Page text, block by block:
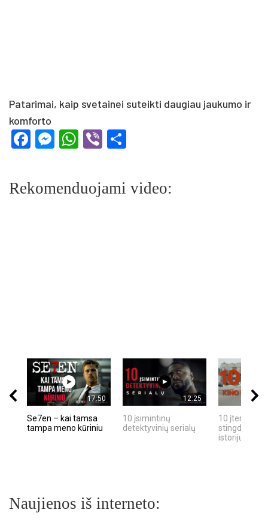
Patarimai, kaip svetainei suteikti daugiau jaukumo ir
komforto
Facebook
Messenger
WhatsApp
Viber
Rekomenduojami video:
17:50
Se7en – kai tamsa
tampa meno kūriniu
12:25
10 įsimintinų
detektyvinių serialų
10 įtemptų,
stingdančių
istorijų
Naujienos iš interneto: